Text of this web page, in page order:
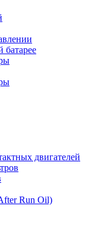
батарее
двигателей
Run Oil)